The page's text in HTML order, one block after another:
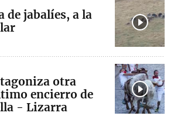
de jabalíes, a la
otra
encierro de
- Lizarra